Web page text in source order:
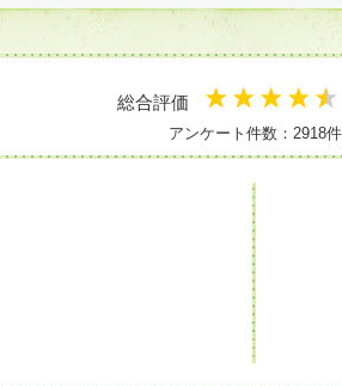
総合評価
アンケート件数：2918件